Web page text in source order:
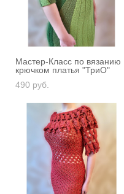
Мастер-Класс по вязанию
крючком платья "ТриО"
490 pуб.